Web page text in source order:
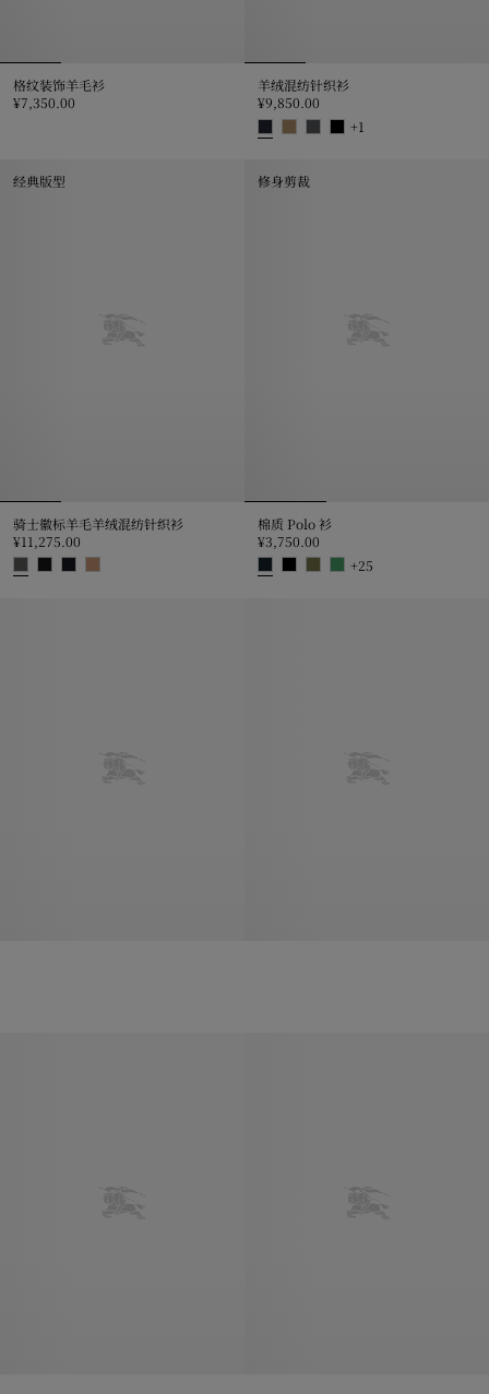
格纹装饰羊毛衫
¥7,350.00
羊绒混纺针织衫
¥9,850.00
+1
经典版型
骑士徽标羊毛羊绒混纺针织衫
¥11,275.00
修身剪裁
棉质 Polo 衫
¥3,750.00
+25